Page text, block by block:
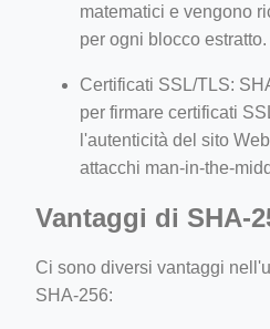
matematici e vengono
per ogni blocco estratto.
Certificati SSL/TLS:
per firmare certificati
l'autenticità del sito
attacchi man-in-the-
Vantaggi di SHA-
Ci sono diversi vantaggi
SHA-256: